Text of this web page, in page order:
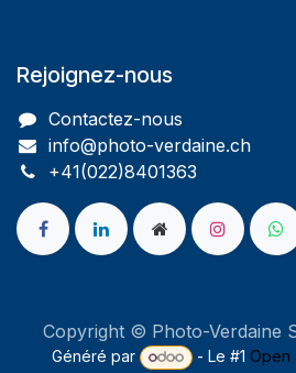
Rejoignez-nous
Contactez-nous
info@photo-verdaine.ch​
​​+41(022)8401363
Copyright © Photo-Verdaine
Généré par
- Le #1 Open